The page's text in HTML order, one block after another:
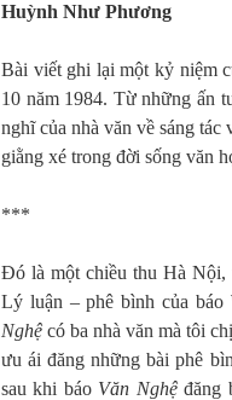
Huỳnh Như Phương
Bài viết ghi lại một kỷ niệm
10 năm 1984. Từ những ấn
nghĩ của nhà văn về sáng
giằng xé trong đời sống văn
***
Đó là một chiều thu Hà Nội,
Lý luận – phê bình của báo
Nghệ có ba nhà văn mà tôi
ưu ái đăng những bài phê
sau khi báo Văn Nghệđăng